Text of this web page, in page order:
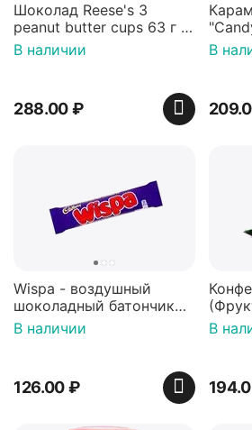
Шоколад Reese's 3
peanut butter cups 63 г с
арахисовой пастой
В наличии
288.00₽
В
Wispa - воздушный
шоколадный батончик
36 гр
В наличии
126.00₽
42
В